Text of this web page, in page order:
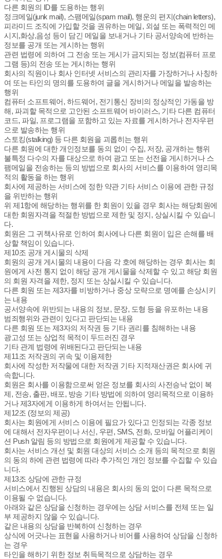
다른 회원의 ID를 도용하는 행위
정크메일(junk mail), 스팸메일(spam mail), 행운의 편지(chain letters),
피라미드 조직에 가입할 것을 권유하는 메일, 외설 또는 폭력적인 메
시지,화상,음성 등이 담긴 메일을 보내거나 기타 공서양속에 반하는
정보를 공개 또는 게시하는 행위
관련 법령에 의하여 그 전송 또는 게시가 금지되는 정보(컴퓨터 프로
그램 등)의 전송 또는 게시하는 행위
회사의 직원이나 회사 인터넷 서비스의 관리자를 가장하거나 사칭하
여 또는 타인의 명의를 도용하여 글을 게시하거나 메일을 발송하는
행위
컴퓨터 소프트웨어, 하드웨어, 전기통신 장비의 정상적인 가동을 방
해, 파괴할 목적으로 고안된 소프트웨어 바이러스, 기타 다른 컴퓨터
코드, 파일, 프로그램을 포함하고 있는 자료를 게시하거나 전자우편
으로 발송하는 행위
스토킹(stalking) 등 다른 회원을 괴롭히는 행위
다른 회원에 대한 개인정보를 동의 없이 수집, 저장, 공개하는 행위
불특정 다수의 자를 대상으로 하여 광고 또는 선전을 게시하거나 스
팸메일을 전송하는 등의 방법으로 회사의 서비스를 이용하여 영리목
적의 활동을 하는 행위
회사에 제공하는 서비스에 정한 약관 기타 서비스 이용에 관한 규정
을 위반하는 행위
위 제1항에 해당하는 행위를 한 회원이 있을 경우 회사는 해당회원에
대한 회원자격을 적절한 방법으로 제한 및 정지, 상실시킬 수 있습니
다.
회원은 그 귀책사유로 인하여 회사에나 다른 회원이 입은 손해를 배
상할 책임이 있습니다.
제10조 공개 게시물의 삭제
회원의 공개 게시물의 내용이 다음 각 호에 해당하는 경우 회사는 회
원에게 사전 통지 없이 해당 공개 게시물을 삭제할 수 있고 해당 회원
의 회원 자격을 제한, 정지 또는 상실시킬 수 있습니다.
다른 회원 또는 제3자를 비방하거나 중상 모략으로 명예를 손상시키
는 내용
공서양속에 위반되는 내용의 정보, 문장, 도형 등을 유포하는 내용
범죄행위와 관련이 있다고 판단되는 내용
다른 회원 또는 제3자의 저작권 등 기타 권리를 침해하는 내용
광고성 또는 상업적 목적이 두드러진 경우
기타 관계 법령에 위배된다고 판단되는 내용
제11조 저작권의 귀속 및 이용제한
회사에 작성한 저작물에 대한 저작권 기타 지적재산권은 회사에 귀
속합니다.
회원은 회사를 이용함으로써 얻은 정보를 회사의 사전승낙 없이 복
제, 전송, 출판, 배포, 방송 기타 방법에 의하여 영리목적으로 이용하
거나 제3자에게 이용하게 하여서는 안됩니다.
제12조 (정보의 제공)
회사는 회원에게 서비스 이용에 필요가 있다고 인정되는 각종 정보
에 대해서 전자우편이나 서신, 우편, SMS, 전화, 모바일 어플리케이
션 Push 알림 등의 방법으로 회원에게 제공할 수 있습니다.
회사는 서비스 개선 및 회원 대상의 서비스 소개 등의 목적으로 회원
의 동의 하에 관련 법령에 따라 추가적인 개인 정보를 수집할 수 있습
니다.
제13조 상담에 관한 규정
서비스에서 진행된 상담의 내용은 회사의 동의 없이 다른 목적으로
이용될 수 없습니다.
아래와 같은 상담을 신청하는 경우에는 상담 서비스를 전체 또는 일
부 제공하지 않을 수 있습니다.
같은 내용의 상담을 반복하여 신청하는 경우
상식에 어긋나는 표현을 사용하거나 비어를 사용하여 상담을 신청하
는 경우
타인을 해하기 위한 정보 취득목적으로 상담하는 경우